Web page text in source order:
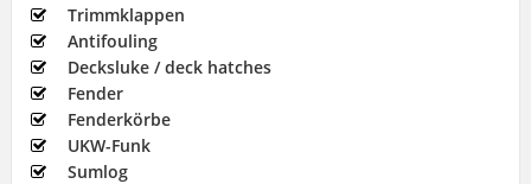
Trimmklappen
Antifouling
Decksluke / deck hatches
Fender
Fenderkörbe
UKW-Funk
Sumlog